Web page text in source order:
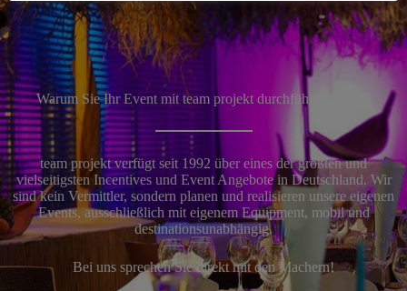
Warum Sie Ihr Event mit team projekt durchführen sollen?
team projekt verfügt seit 1992 über eines der größten und
vielseitigsten Incentives und Event Angebote in Deutschland. Wir
sind kein Vermittler, sondern planen und realisieren unsere eigenen
Events, ausschließlich mit eigenem Equipment, mobil und
destinationsunabhängig.
Bei uns sprechen Sie direkt mit den Machern!